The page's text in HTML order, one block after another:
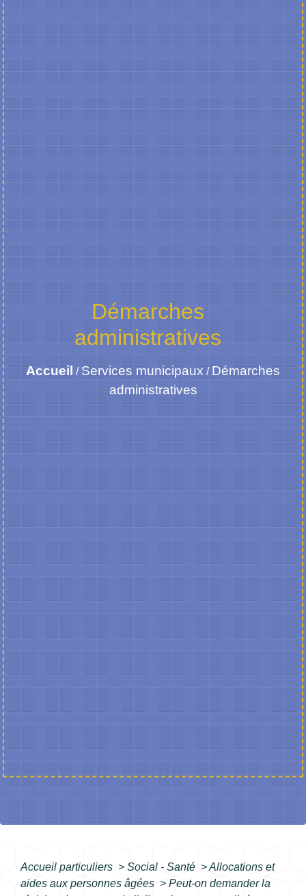
Démarches
administratives
Accueil / Services municipaux / Démarches
administratives
Accueil particuliers > Social - Santé >Allocations et
aides aux personnes âgées > Peut-on demander la